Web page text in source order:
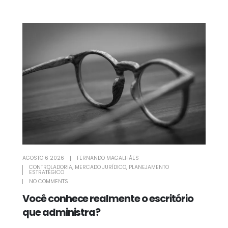
AGOSTO 6 2026
FERNANDO MAGALHÃES
CONTROLADORIA, MERCADO JURÍDICO, PLANEJAMENTO
ESTRATÉGICO
NO COMMENTS
Você conhece realmente o escritório
que administra?